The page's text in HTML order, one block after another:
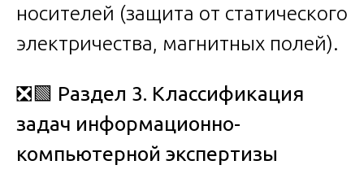
носителей (защита от статического
электричества, магнитных полей).
❎🟩 Раздел 3. Классификация
задач информационно-
компьютерной экспертизы